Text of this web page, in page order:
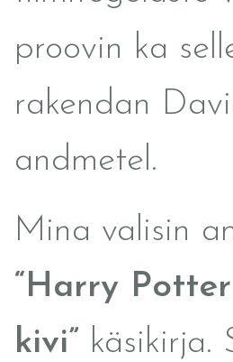
proovin ka
rakendan
andmetel.
Mina valisin
“Harry
kivi” käsikirja.